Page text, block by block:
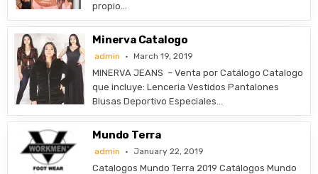
propio…
Minerva Catalogo
admin March 19, 2019
MINERVA JEANS – Venta por Catálogo Catalogo
que incluye: Lenceria Vestidos Pantalones
Blusas Deportivo Especiales…
Mundo Terra
admin January 22, 2019
Catalogos Mundo Terra 2019 Catálogos Mundo